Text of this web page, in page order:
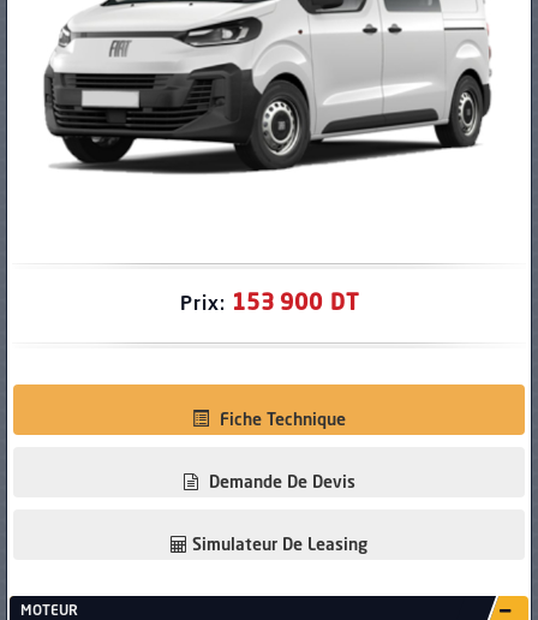
Prix: 153 900 DT
Fiche Technique
Demande De Devis
Simulateur De Leasing
MOTEUR
PNEUS